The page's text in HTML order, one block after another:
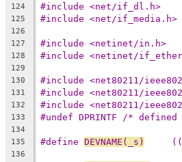
124 #include <net/if_dl.h>
125 #include <net/if_media.h>
126
127
#include <netinet/in.h>
128 #include <netinet/
129
130
#include <net80211/
131 #include <net80211/
132 #include <net80211/
133 #undef DPRINTF /*
134
135
#define DEVNAME(_s)
136